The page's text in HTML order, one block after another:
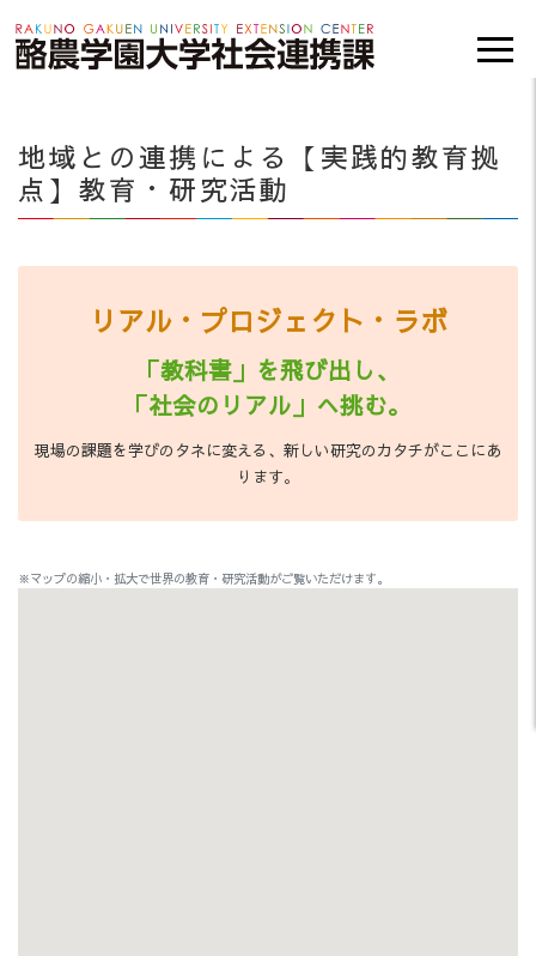
地域との連携による【実践的教育拠
点】教育・研究活動
リアル・プロジェクト・ラボ
「教科書」を飛び出し、
「社会のリアル」へ挑む。
現場の課題を学びのタネに変える、新しい研究のカタチがここにあ
ります。
※マップの縮小・拡大で世界の教育・研究活動がご覧いただけます。